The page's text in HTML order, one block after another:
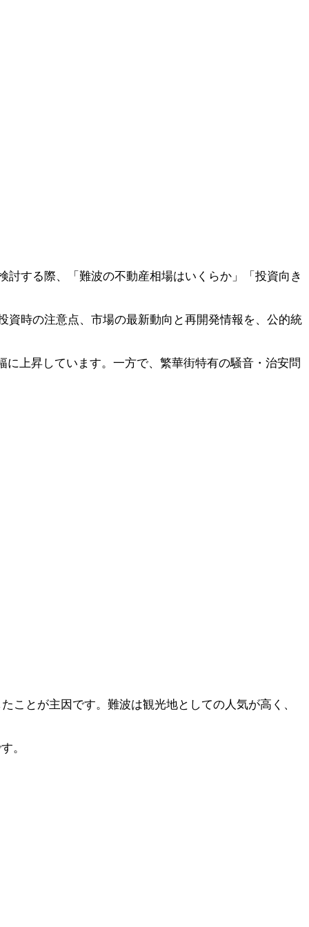
する際、「難波の不動産相場はいくらか」「投資向き
時の注意点、市場の最新動向と再開発情報を、公的統
上昇しています。一方で、繁華街特有の騒音・治安問
ことが主因です。難波は観光地としての人気が高く、
。